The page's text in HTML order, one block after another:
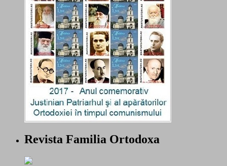
Revista Familia Ortodoxa